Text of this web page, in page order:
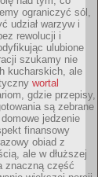
ograniczyć sól,
udział warzyw i
rewolucji i
ulubione
szukamy nie
kucharskich, ale
wortal
gdzie przepisy,
są zebrane
jedzenie
finansowy
obiad z
ale w dłuższej
znaczną część